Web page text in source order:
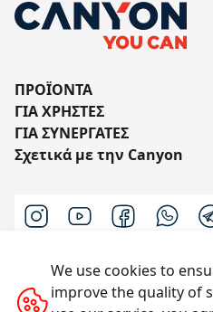
ΠΡΟΪΟΝΤΑ
ΓΙΑ ΧΡΗΣΤΕΣ
ΓΙΑ ΣΥΝΕΡΓΑΤΕΣ
Σχετικά με την Canyon
We use cookies to
improve the quality of